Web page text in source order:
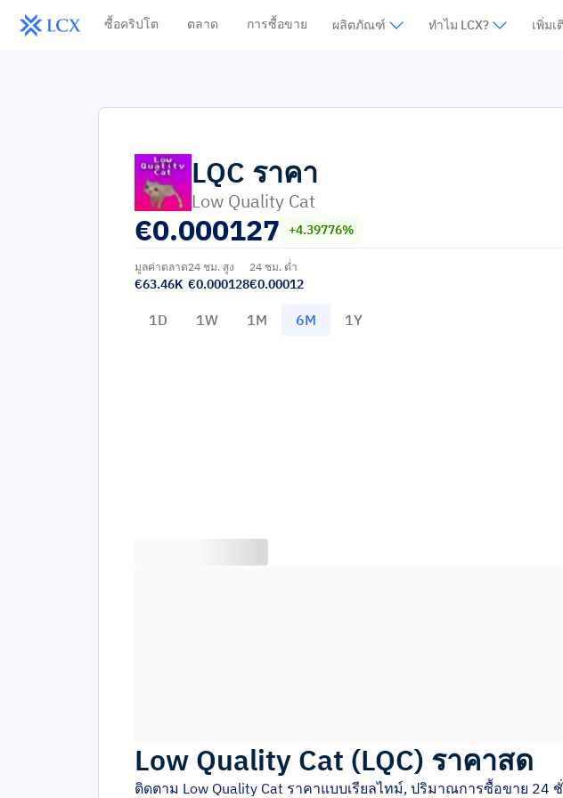
ซื้อคริปโต ตลาด การซื้อขาย ผลิตภัณฑ์ ทำไม LCX? เพิ่มเ
LQC ราคา
Low Quality Cat
€0.000127 +4.39776%
มูลค่าตลาด
€63.46K
24 ชม. สูง
€0.000128
24 ชม. ต่ำ
€0.00012
1D 1W 1M 6M 1Y
Low Quality Cat (LQC) ราคาสด
ติดตาม Low Quality Cat ราคาแบบเรียลไทม์, ปริมาณการซื้อขาย 24